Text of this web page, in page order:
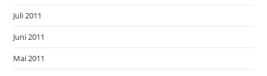
Juli 2011
Juni 2011
Mai 2011